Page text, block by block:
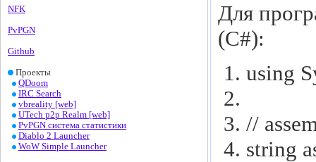
NFK
PvPGN
Github
Проекты
QDoom
IRC Search
vbreality [web]
UTech p2p Realm [web]
PvPGN система статистики
Diablo 2 Launcher
WoW Simple Launcher
Для
(С#):
using
//
string